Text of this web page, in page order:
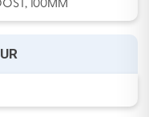
100MM